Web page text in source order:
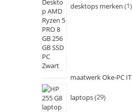
desktops merken 1
maatwerk Oke-PC IT
laptops 29